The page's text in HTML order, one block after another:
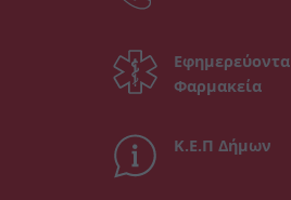
Εφημερεύοντα
Φαρμακεία
Κ.Ε.Π Δήμων